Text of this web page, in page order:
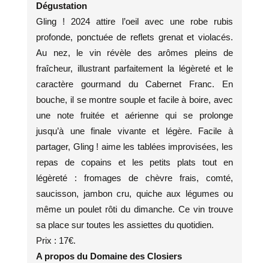
Dégustation
Gling ! 2024 attire l’oeil avec une robe rubis
profonde, ponctuée de reflets grenat et violacés.
Au nez, le vin révèle des arômes pleins de
fraîcheur, illustrant parfaitement la légèreté et le
caractère gourmand du Cabernet Franc. En
bouche, il se montre souple et facile à boire, avec
une note fruitée et aérienne qui se prolonge
jusqu’à une finale vivante et légère. Facile à
partager, Gling ! aime les tablées improvisées, les
repas de copains et les petits plats tout en
légèreté : fromages de chèvre frais, comté,
saucisson, jambon cru, quiche aux légumes ou
même un poulet rôti du dimanche. Ce vin trouve
sa place sur toutes les assiettes du quotidien.
Prix : 17€.
A propos du Domaine des Closiers